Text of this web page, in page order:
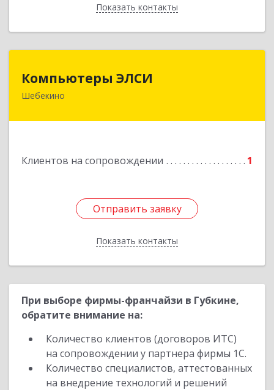
Показать контакты
Назад
Компьютеры ЭЛСИ
Шебекино
Клиентов на сопровождении 1
Отправить заявку
Показать контакты
Отправить заявку
Назад
При выборе фирмы-франчайзи в Губкине,
обратите внимание на:
Количество клиентов (договоров ИТС)
на сопровождении у партнера фирмы 1С.
Количество специалистов, аттестованных
на внедрение технологий и решений